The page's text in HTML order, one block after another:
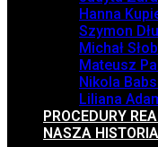
Hanna
Szymon
Michał
Mateusz
Nikola
Liliana
PROCEDURY
NASZA HISTORIA